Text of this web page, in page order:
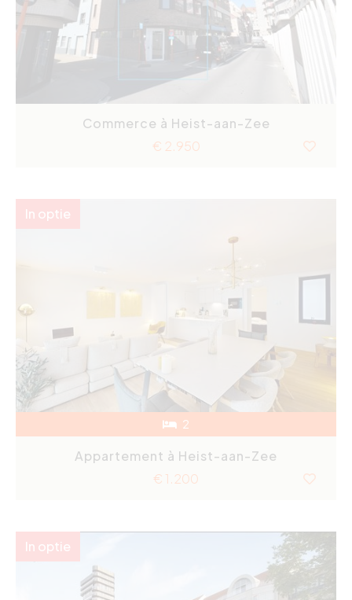
Commerce à Heist-aan-Zee
€ 2.950
In optie
2
Appartement à Heist-aan-Zee
€ 1.200
In optie